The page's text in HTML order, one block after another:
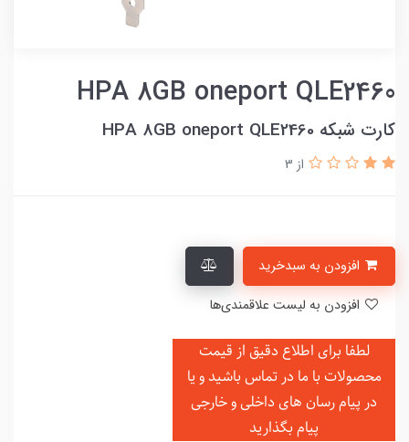
HPA 8GB oneport QLE2460
کارت شبکه HPA 8GB oneport QLE2460
از 3
لطفا برای اطلاع دقیق از قیمت
محصولات با ما در تماس باشید و یا
در پیام رسان های داخلی و خارجی
پیام بگذارید